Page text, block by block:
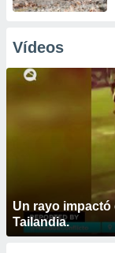
Vídeos
Un rayo impactó
Tailandia.